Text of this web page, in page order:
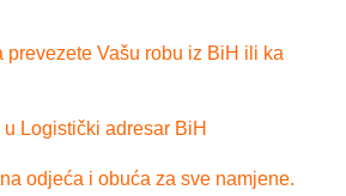
prevezete Vašu robu iz BiH ili ka
Logistički adresar BiH
odjeća i obuća za sve namjene.